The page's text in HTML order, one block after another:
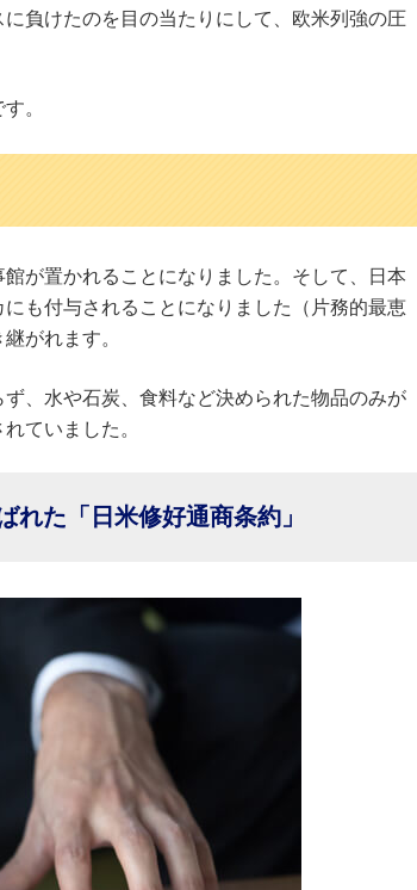
負けたのを目の当たりにして、欧米列強の圧
。
が置かれることになりました。そして、日本
も付与されることになりました（片務的最恵
がれます。
、水や石炭、食料など決められた物品のみが
ていました。
れた「日米修好通商条約」